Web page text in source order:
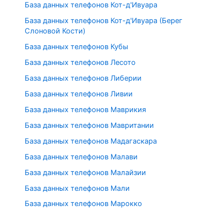
База данных телефонов Кот-д'Ивуара
База данных телефонов Кот-д'Ивуара (Берег
Слоновой Кости)
База данных телефонов Кубы
База данных телефонов Лесото
База данных телефонов Либерии
База данных телефонов Ливии
База данных телефонов Маврикия
База данных телефонов Мавритании
База данных телефонов Мадагаскара
База данных телефонов Малави
База данных телефонов Малайзии
База данных телефонов Мали
База данных телефонов Марокко